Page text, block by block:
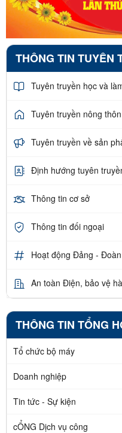
THÔNG TIN TUYÊN
Tuyên truyền học và
Tuyên truyền nông
Tuyên truyền về sản
Định hướng tuyên
Thông tin cơ sở
Thông tin đối ngoại
Hoạt động Đảng -
An toàn Điện, bảo vệ
THÔNG TIN TỔNG
Tổ chức bộ máy
Doanh nghiệp
Tin tức - Sự kiện
cỔNG Dịch vụ công